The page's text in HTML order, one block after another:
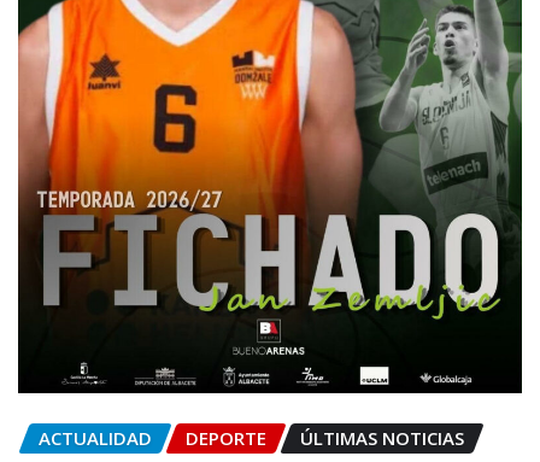
ACTUALIDAD DEPORTE ÚLTIMAS NOTICIAS